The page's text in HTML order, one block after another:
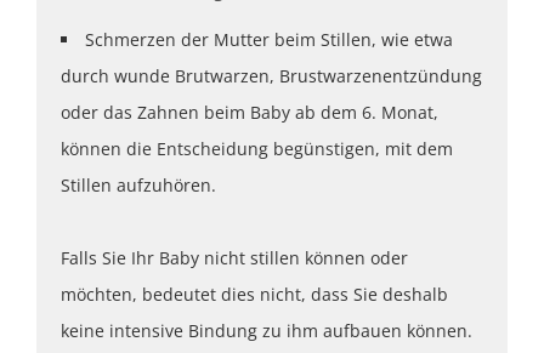
Schmerzen der Mutter beim Stillen, wie etwa
durch wunde Brutwarzen, Brustwarzenentzündung
oder das Zahnen beim Baby ab dem 6. Monat,
können die Entscheidung begünstigen, mit dem
Stillen aufzuhören.
Falls Sie Ihr Baby nicht stillen können oder
möchten, bedeutet dies nicht, dass Sie deshalb
keine intensive Bindung zu ihm aufbauen können.